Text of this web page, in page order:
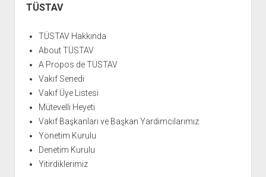
Menü
TÜSTAV
TÜSTAV Hakkında
About TÜSTAV
A Propos de TÜSTAV
Vakıf Senedi
Vakıf Üye Listesi
Mütevelli Heyeti
Vakıf Başkanları ve Başkan Yardımcılarımız
Yönetim Kurulu
Denetim Kurulu
Yitirdiklerimiz